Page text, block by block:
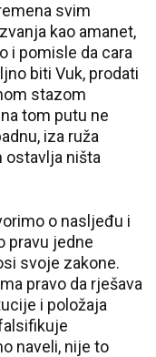
svim
kao amanet,
i pomisle da cara
biti Vuk, prodati
stazom
tom putu ne
iza ruža
ostavlja ništa
o nasljeđu i
pravu jedne
svoje zakone.
pravo da rješava
i položaja
naveli, nije to